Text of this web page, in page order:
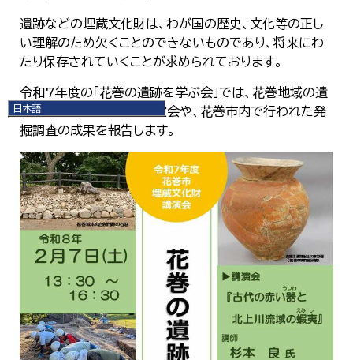
日本語
日本語
English
한국어
简体中文
繁體中文
遺跡などの埋蔵文化財は、わが国の歴史、文化等の正し
い理解のため欠くことのできないものであり、将来にわ
たり保存されていくことが求められております。
令和7年度の「花巻の遺跡を学ぶ会」では、花巻地域の遺
跡に関連したテーマの講演会や、花巻市内で行われた発
掘調査の成果を報告します。